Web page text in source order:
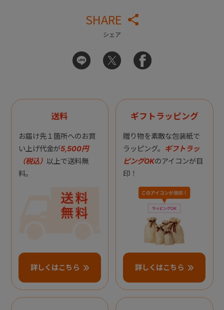
SHARE
シェア
送料
お届け先１箇所へのお買
い上げ代金が5,500円
（税込） 以上で送料無
料。
詳しくはこちら
ギフトラッピング
贈り物を素敵な包装紙で
ラッピング。 ギフトラッ
ピングOKのアイコンが目
印！
詳しくはこちら